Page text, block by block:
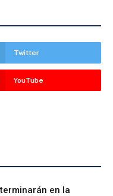
Twitter
YouTube
en la